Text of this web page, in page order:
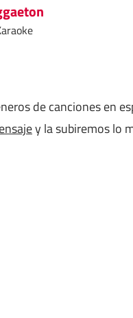
de canciones en
y la subiremos lo